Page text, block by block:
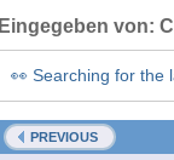
Eingegeben von:
👀 Searching for the
PREVIOUS